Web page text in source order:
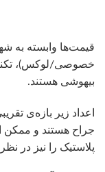
قیمت‌ها وابسته به
خصوصی/لوکس)،
بیهوشی هستند.
اعداد زیر بازه‌ی
جراح هستند و ممکن
پلاستیک را نیز در